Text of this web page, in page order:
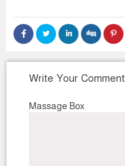
Write Your Comment
Massage Box